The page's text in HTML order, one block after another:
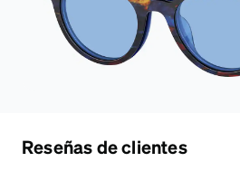
Reseñas de clientes